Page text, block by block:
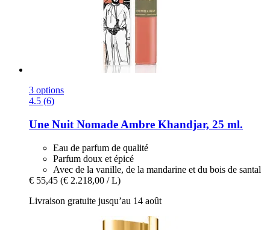
3 options
4.5 (6)
Une Nuit Nomade Ambre Khandjar, 25 ml.
Eau de parfum de qualité
Parfum doux et épicé
Avec de la vanille, de la mandarine et du bois de santal
€ 55,45 (€ 2.218,00 / L)
Livraison gratuite jusqu’au 14 août